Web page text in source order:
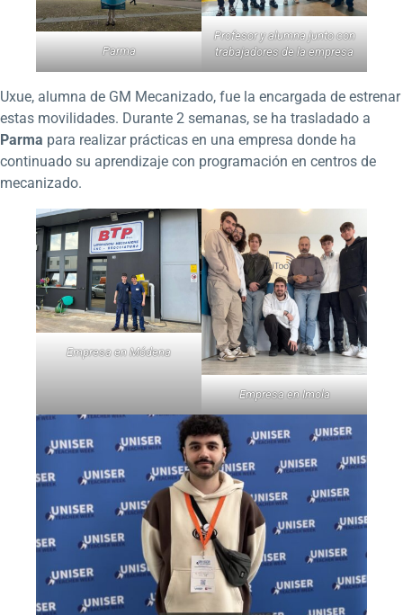
Parma
Profesor y alumna junto con
trabajadores de la empresa
Uxue, alumna de GM Mecanizado, fue la encargada de estrenar
estas movilidades. Durante 2 semanas, se ha trasladado a
Parma para realizar prácticas en una empresa donde ha
continuado su aprendizaje con programación en centros de
mecanizado.
Empresa en Módena
Empresa en Imola